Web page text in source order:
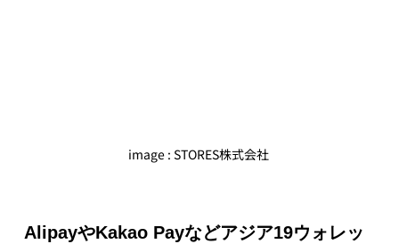
image : STORES株式会社
AlipayやKakao Payなどアジア19ウォレッ